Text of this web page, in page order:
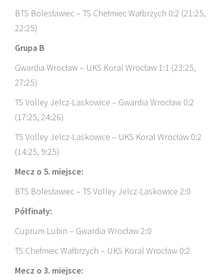
BTS Bolesławiec – TS Chełmiec Wałbrzych 0:2 (21:25,
22:25)
Grupa B
Gwardia Wrocław – UKS Koral Wrocław 1:1 (23:25,
27:25)
TS Volley Jelcz-Laskowice – Gwardia Wrocław 0:2
(17:25, 24:26)
TS Volley Jelcz-Laskowice – UKS Koral Wrocław 0:2
(14:25, 9:25)
Mecz o 5. miejsce:
BTS Bolesławiec – TS Volley Jelcz-Laskowice 2:0
Półfinały:
Cuprum Lubin – Gwardia Wrocław 2:0
TS Chełmiec Wałbrzych – UKS Koral Wrocław 0:2
Mecz o 3. miejsce: